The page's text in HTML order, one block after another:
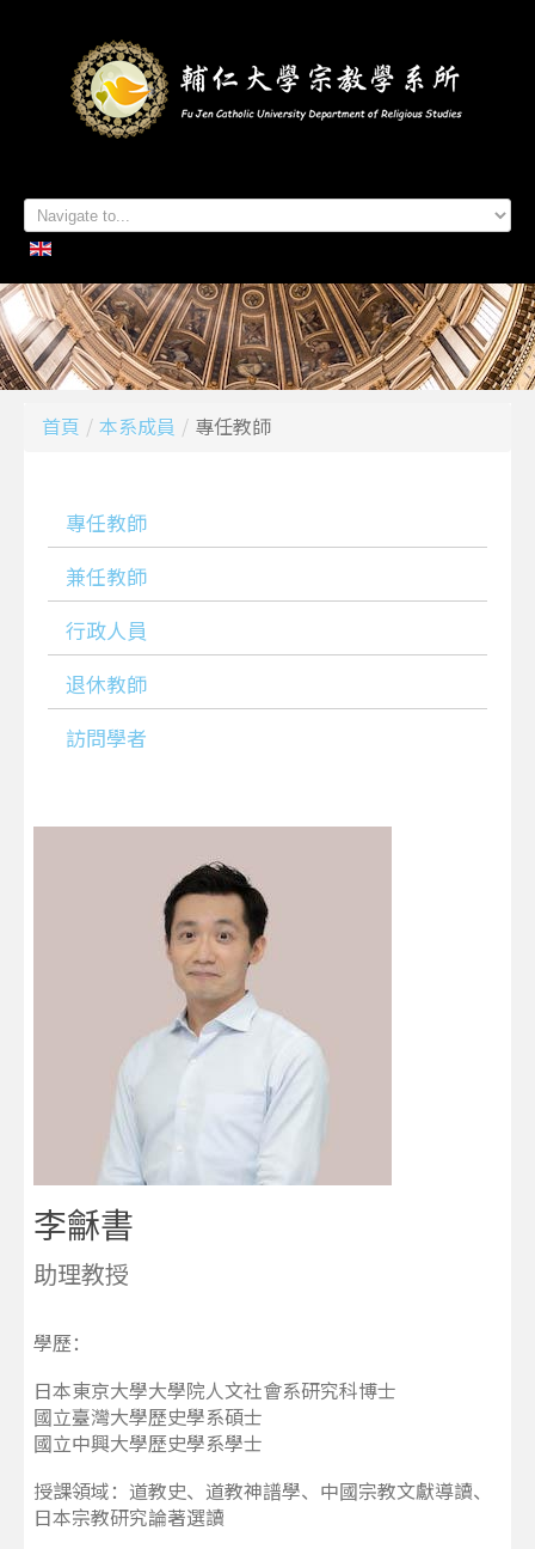
首頁
系所簡介
本系成員
學生專區
招生資訊
各項活動
研究及出版
系所友專區
聯絡我們
首頁 / 本系成員 / 專任教師
專任教師
兼任教師
行政人員
退休教師
訪問學者
李龢書
助理教授
學歷：
日本東京大學大學院人文社會系研究科博士
國立臺灣大學歷史學系碩士
國立中興大學歷史學系學士
授課領域：道教史、道教神譜學、中國宗教文獻導讀、
日本宗教研究論著選讀